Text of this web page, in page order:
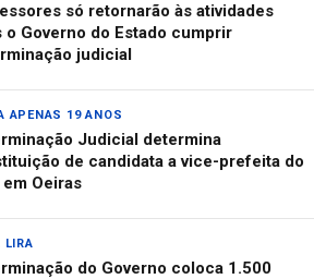
só retornarão às atividades
o Governo do Estado cumprir
judicial
APENAS 19 ANOS
Judicial determina
de candidata a vice-prefeita do
em Oeiras
LIRA
do Governo coloca 1.500